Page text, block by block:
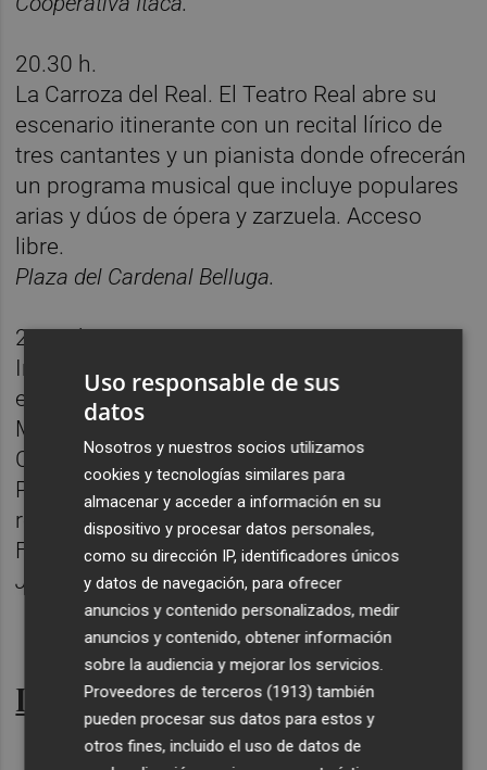
20.30 h.
La Carroza del Real. El Teatro Real abre su
escenario itinerante con un recital lírico de
tres cantantes y un pianista donde ofrecerán
un programa musical que incluye populares
arias y dúos de ópera y zarzuela. Acceso
libre.
Plaza del Cardenal Belluga.
20.30 h.
Inauguración Oficial de las Barracas en el
entorno huertano instalado en el Jardín de
Malecón con la actuación del grupo de
Coros y Danzas Virgen de la Fuensanta de la
Peña San Isidro-La Panocha y el coro y la
rondalla de la Peña Huertana La
Fuensantica.
Jardín del Malecón.
Lunes, 6 de abril
Uso responsable de sus
datos
Nosotros y nuestros socios utilizamos
cookies y tecnologías similares para
almacenar y acceder a información en su
dispositivo y procesar datos personales,
como su dirección IP, identificadores únicos
y datos de navegación, para ofrecer
anuncios y contenido personalizados, medir
anuncios y contenido, obtener información
sobre la audiencia y mejorar los servicios.
Proveedores de terceros (1913) también
pueden procesar sus datos para estos y
otros fines, incluido el uso de datos de